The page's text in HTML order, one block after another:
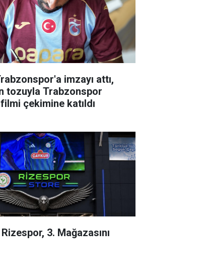
imzayı attı,
tozuyla Trabzonspor
çekimine katıldı
3. Mağazasını